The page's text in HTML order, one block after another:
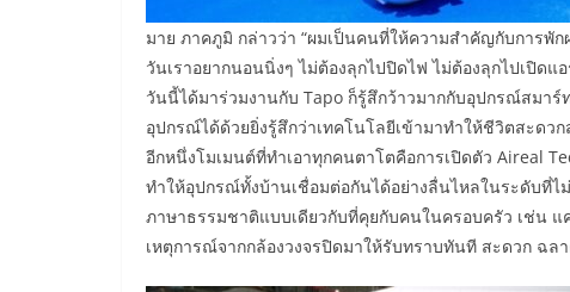
มาย ภาคภูมิ กล่าวว่า “ผมเป็นคนที่ให้ความสำคัญกับการพั
วันเราอยากนอนนิ่งๆ ไม่ต้องลุกไปปิดไฟ ไม่ต้องลุกไปเปิด
วันนี้ได้มาร่วมงานกับ Tapo ก็รู้สึกว้าวมากกับอุปกรณ์สมา
อุปกรณ์ได้ด้วยยิ่งรู้สึกว่าเทคโนโลยีเข้ามาทำให้ชีวิตสะดวก
อีกหนึ่งโมเมนต์ที่ทำเอาทุกคนตาโตคือการเปิดตัว Aireal
ทำให้อุปกรณ์ทั้งบ้านเชื่อมต่อกันได้อย่างลื่นไหลในระดับที่ไ
ภาษาธรรมชาติแบบเดียวกับที่คุยกับคนในครอบครัว เช่น แ
เหตุการณ์จากกล้องวงจรปิดมาให้รับทราบทันที สะดวก ฉ